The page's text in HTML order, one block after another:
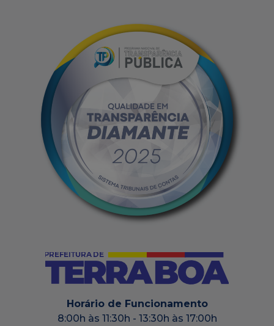
Horário de Funcionamento
8:00h às 11:30h - 13:30h às 17:00h